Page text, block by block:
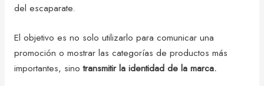
del escaparate.
El objetivo es no solo utilizarlo para comunicar una
promoción o mostrar las categorías de productos más
importantes, sinotransmitir la identidad de la marca.